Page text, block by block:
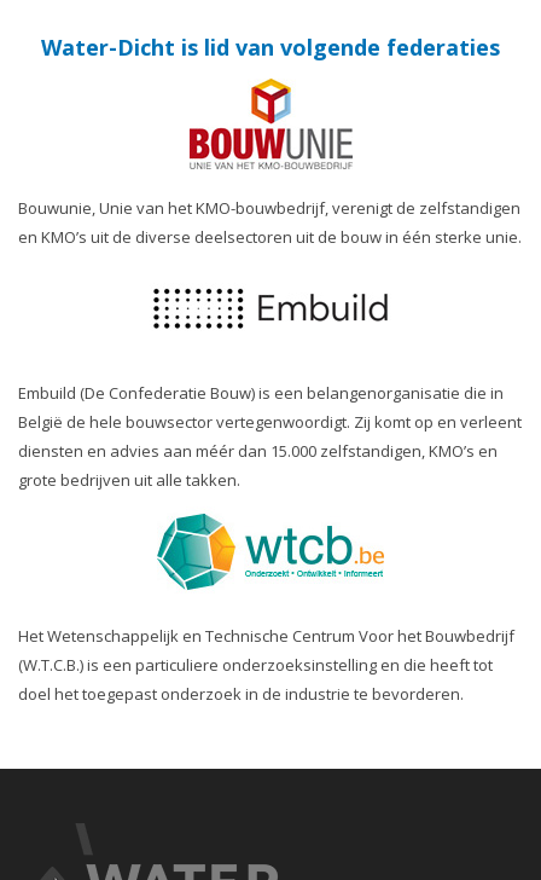
Water-Dicht is lid van volgende federaties
Bouwunie, Unie van het KMO-bouwbedrijf, verenigt de zelfstandigen
en KMO’s uit de diverse deelsectoren uit de bouw in één sterke unie.
Embuild (De Confederatie Bouw) is een belangenorganisatie die in
België de hele bouwsector vertegenwoordigt. Zij komt op en verleent
diensten en advies aan méér dan 15.000 zelfstandigen, KMO’s en
grote bedrijven uit alle takken.
Het Wetenschappelijk en Technische Centrum Voor het Bouwbedrijf
(W.T.C.B.) is een particuliere onderzoeksinstelling en die heeft tot
doel het toegepast onderzoek in de industrie te bevorderen.